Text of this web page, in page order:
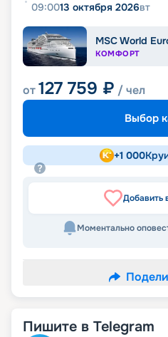
09:0013 октября 2026вт
MSC World
КОМФОРТ
от127 759 ₽ / чел
Выбор
+1 000
Добавить
Моментально
Пишите в Telegram